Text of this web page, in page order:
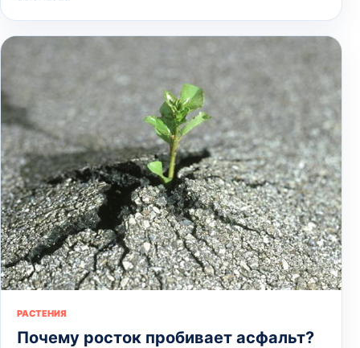
РАСТЕНИЯ
Почему росток пробивает асфальт?